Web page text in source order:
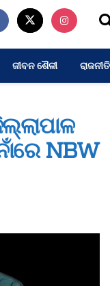
ଜୀବନ ଶୈଳୀ ରାଜନୀତି
NBW